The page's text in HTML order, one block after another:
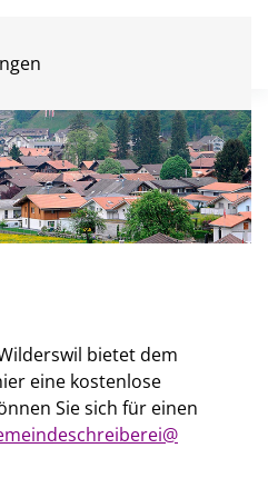
bietet dem
eine kostenlose
Sie sich für einen